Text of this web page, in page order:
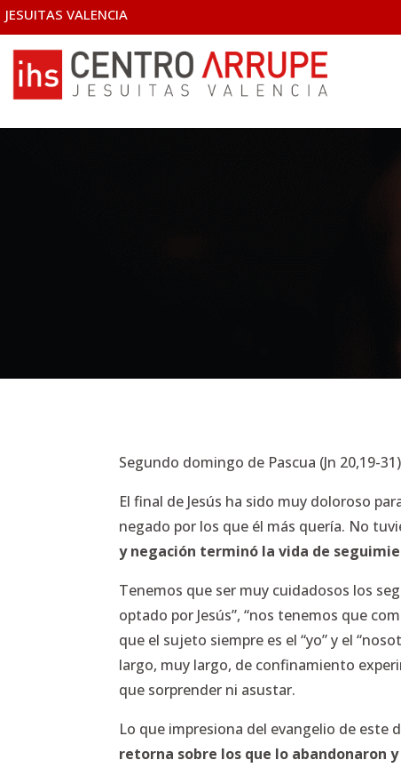
JESUITAS VALENCIA
Segundo domingo de Pascua (Jn 20,19-31)
El final de Jesús ha sido muy doloroso
negado por los que él más quería. No
y negación terminó la vida de
Tenemos que ser muy cuidadosos los
optado por Jesús”, “nos tenemos que
que el sujeto siempre es el “yo” y el
largo, muy largo, de confinamiento
que sorprender ni asustar.
Lo que impresiona del evangelio de este
retorna sobre los que lo abandonaron